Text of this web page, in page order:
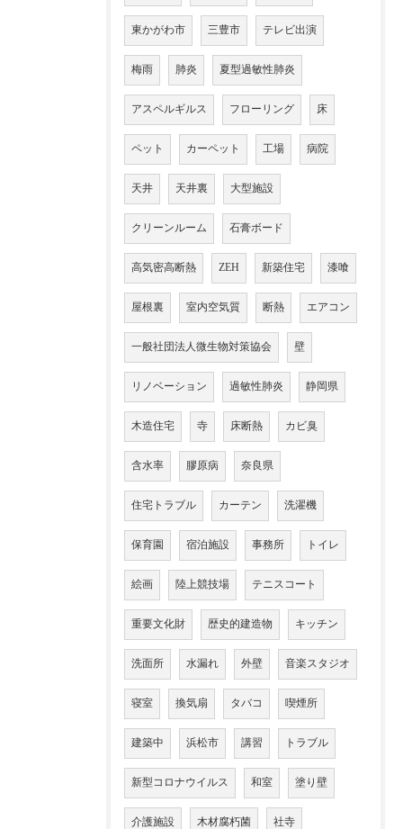
東かがわ市 三豊市 テレビ出演
梅雨 肺炎 夏型過敏性肺炎
アスペルギルス フローリング 床
ペット カーペット 工場 病院
天井 天井裏 大型施設
クリーンルーム 石膏ボード
高気密高断熱 ZEH 新築住宅 漆喰
屋根裏 室内空気質 断熱 エアコン
一般社団法人微生物対策協会 壁
リノベーション 過敏性肺炎 静岡県
木造住宅 寺 床断熱 カビ臭
含水率 膠原病 奈良県
住宅トラブル カーテン 洗濯機
保育園 宿泊施設 事務所 トイレ
絵画 陸上競技場 テニスコート
重要文化財 歴史的建造物 キッチン
洗面所 水漏れ 外壁 音楽スタジオ
寝室 換気扇 タバコ 喫煙所
建築中 浜松市 講習 トラブル
新型コロナウイルス 和室 塗り壁
介護施設 木材腐朽菌 社寺